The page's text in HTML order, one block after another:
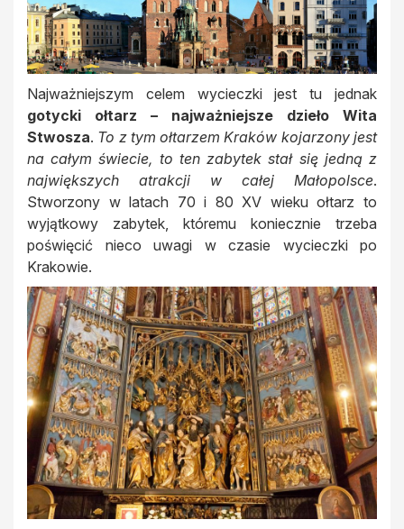
Najważniejszym celem wycieczki jest tu jednak
gotycki ołtarz – najważniejsze dzieło Wita
Stwosza. To z tym ołtarzem Kraków kojarzony jest
na całym świecie, to ten zabytek stał się jedną z
największych atrakcji w całej Małopolsce.
Stworzony w latach 70 i 80 XV wieku ołtarz to
wyjątkowy zabytek, któremu koniecznie trzeba
poświęcić nieco uwagi w czasie wycieczki po
Krakowie.